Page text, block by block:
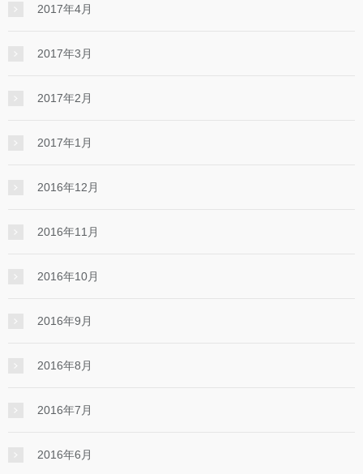
2017年4月
2017年3月
2017年2月
2017年1月
2016年12月
2016年11月
2016年10月
2016年9月
2016年8月
2016年7月
2016年6月